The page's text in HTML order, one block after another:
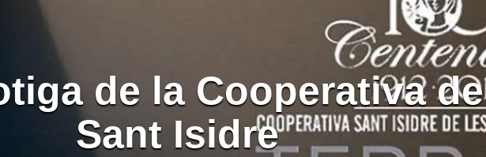
de la Cooperativa de
Sant Isidre